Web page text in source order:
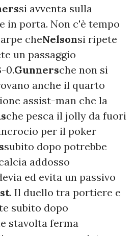
si avventa sulla
in porta. Non c'è tempo
cheNelsonsi ripete
un passaggio
0.Gunnersche non si
anche il quarto
assist-man che la
che pesca il jolly da fuori
per il poker
subito dopo potrebbe
addosso
ed evita un passivo
. Il duello tra portiere e
subito dopo
stavolta ferma